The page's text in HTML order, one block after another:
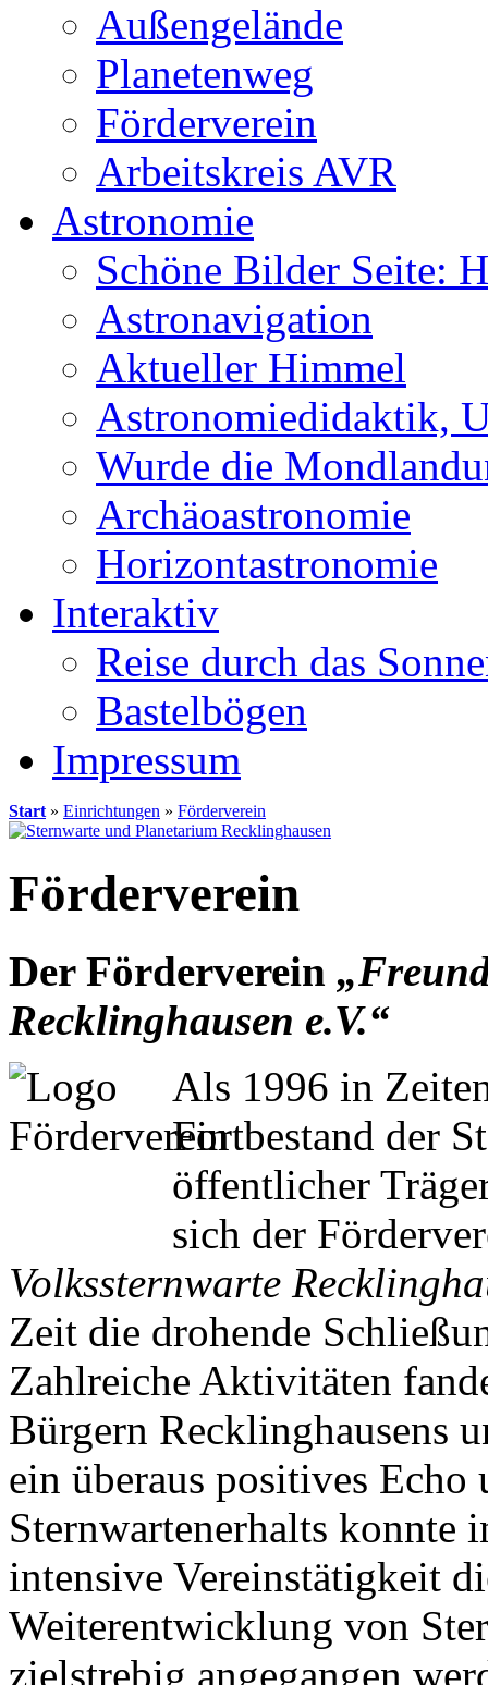
Außengelände
Planetenweg
Förderverein
Arbeitskreis AVR
Astronomie
Schöne Bilder Seite:
Astronavigation
Aktueller Himmel
Astronomiedidaktik,
Wurde die
Archäoastronomie
Horizontastronomie
Interaktiv
Reise durch das
Bastelbögen
Impressum
Start » Einrichtungen » Förderverein
Förderverein
Der Förderverein
Recklinghausen e.V.“
Als 1996 in
Fortbestand der
öffentlicher
sich der
Volkssternwarte
Zeit die drohende
Zahlreiche Aktivitäten
Bürgern Recklinghausens
ein überaus positives
Sternwartenerhalts konnte
intensive Vereinstätigkeit
Weiterentwicklung von
zielstrebig angegangen